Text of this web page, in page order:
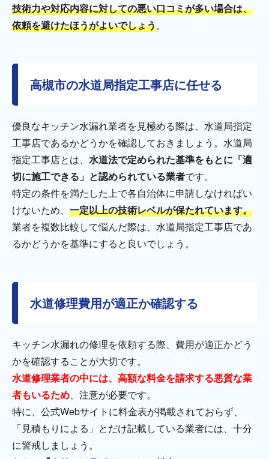
技術力や対応内容に対しての悪い口コミが多い場合は、
依頼を避けたほうがよいでしょう。
高槻市の水道局指定工事店に任せる
優良なキッチン水漏れ業者を見極める際は、水道局指定
工事店であるかどうかを確認しておきましょう。水道局
指定工事店とは、 水道法で定められた基準をもとに「適
切に施工できる」と認められている業者です。
特定の条件を満たした上で各自治体に申請しなければい
けないため、 一定以上の技術レベルが保たれています。
業者を複数比較して悩んだ際は、水道局指定工事店であ
るかどうかを基準にすると良いでしょう。
水道修理費用が適正か確認する
キッチン水漏れの修理を依頼する際、費用が適正かどう
かを確認することが大切です。
水道修理業者の中には、高額な料金を請求する悪質な業
者もいるため、注意が必要です。
特に、公式Webサイトに料金表が掲載されておらず、
「見積もりによる」とだけ記載している業者には、十分
に警戒しましょう。